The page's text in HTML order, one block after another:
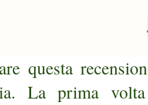
questa
La prima